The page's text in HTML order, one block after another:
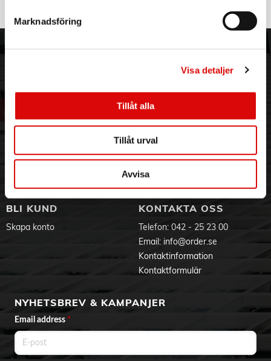
Marknadsföring
Visa detaljer
Tillåt alla
Tillåt urval
Avvisa
Om oss
Hållbarhet
Aktuellt på Order
Allmänna villkor
Vanliga frågor
Service & Support
Ansökan om RMA
Integritetspolicy
Om cookies
BLI KUND
Skapa konto
KONTAKTA OSS
Telefon: 042 - 25 23 00
Email: info@order.se
Kontaktinformation
Kontaktformulär
NYHETSBREV & KAMPANJER
Email address *